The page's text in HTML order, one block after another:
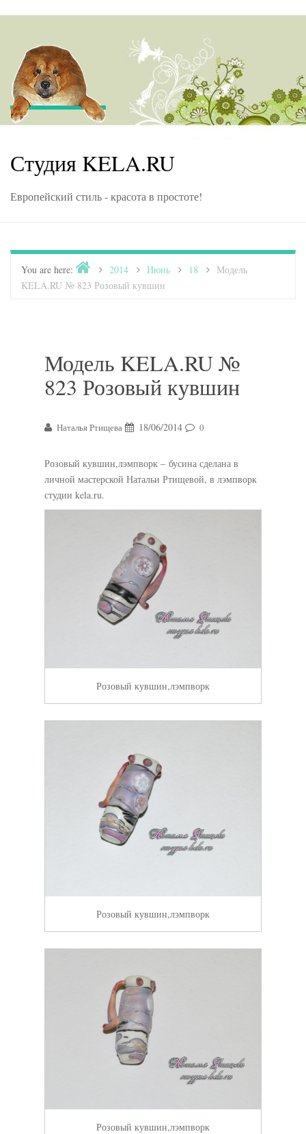
Студия KELA.RU
Европейский стиль - красота в простоте!
You are here: Home2014 Июнь 18
Модель
KELA.RU № 823 Розовый кувшин
Модель KELA.RU №
823 Розовый кувшин
Наталья Ртищева 18/06/2014 0
Розовый кувшин,лэмпворк – бусина сделана в
личной мастерской Натальи Ртищевой, в лэмпворк
студии kela.ru.
Розовый кувшин,лэмпворк
Розовый кувшин,лэмпворк
Розовый кувшин,лэмпворк